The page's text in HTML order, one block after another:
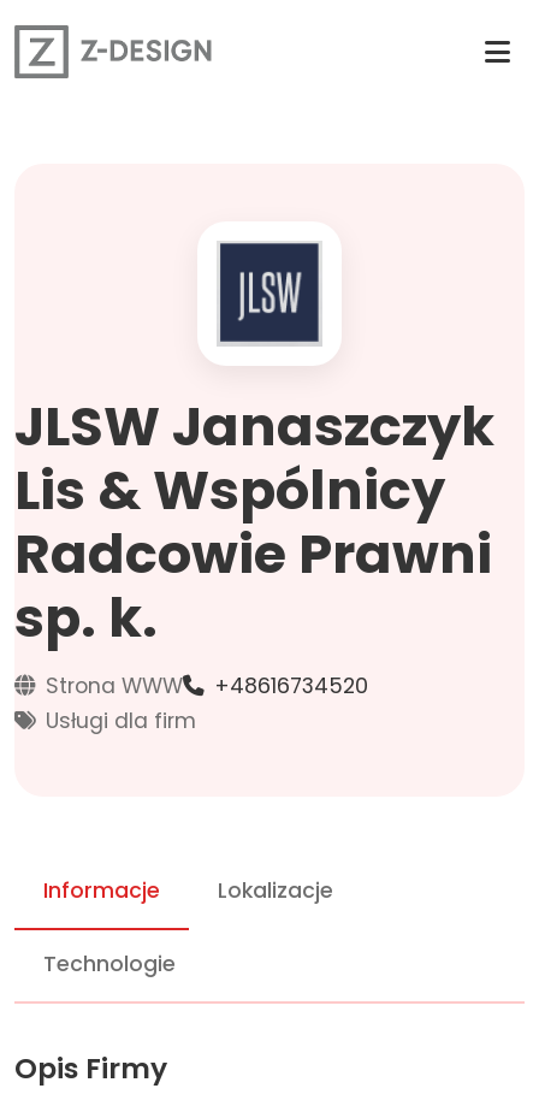
JLSW Janaszczyk
Lis & Wspólnicy
Radcowie Prawni
sp. k.
Strona WWW
+48616734520
Usługi dla firm
Informacje Lokalizacje
Technologie
Opis Firmy